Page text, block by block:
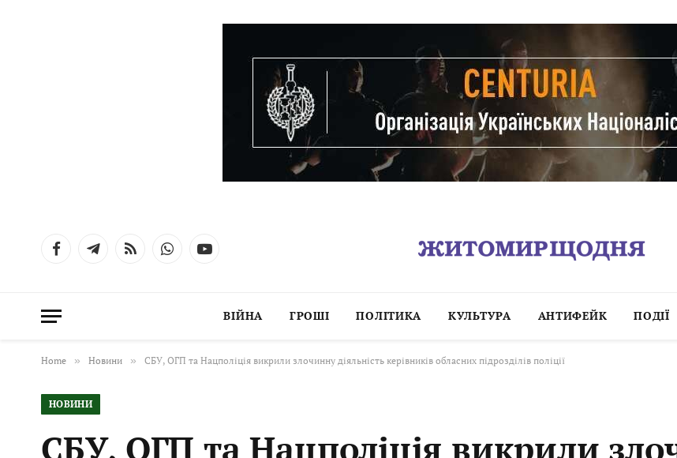
FacebookTelegramRSS WhatsAppYouTube
ВІЙНА ГРОШІ ПОЛІТИКА КУЛЬТУРА АНТИФЕЙК ПОДІЇ
Home » Новини » СБУ, ОГП та Нацполіція викрили злочинну діяльність керівників обласних підрозділів поліції
НОВИНИ
СБУ, ОГП та Нацполіція викрили